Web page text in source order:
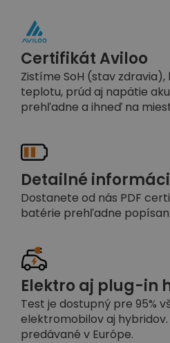
Certifikát Aviloo
Zistíme SoH (stav zdravia),
teplotu, prúd aj napätie
prehľadne a ihneď na
Detailné
Dostanete od nás PDF
batérie prehľadne
Elektro aj plug-in
Test je dostupný pre 95%
elektromobilov aj
predávané v Európe.